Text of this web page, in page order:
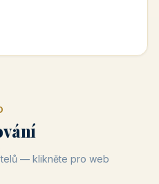
— klikněte pro web